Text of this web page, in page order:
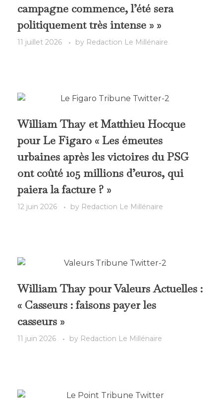
campagne commence, l’été sera
politiquement très intense » »
11 juillet 2026 by Redaction Le Millénaire
William Thay et Matthieu Hocque
pour Le Figaro « Les émeutes
urbaines après les victoires du PSG
ont coûté 105 millions d’euros, qui
paiera la facture ? »
12 juin 2026 by Redaction Le Millénaire
William Thay pour Valeurs Actuelles :
« Casseurs : faisons payer les
casseurs »
11 juin 2026 by Redaction Le Millénaire